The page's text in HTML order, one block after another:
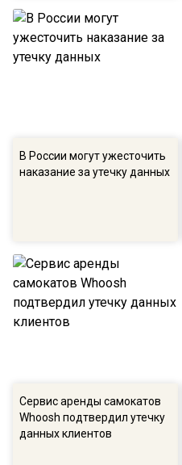
В России могут ужесточить
наказание за утечку данных
Сервис аренды самокатов
Whoosh подтвердил утечку
данных клиентов